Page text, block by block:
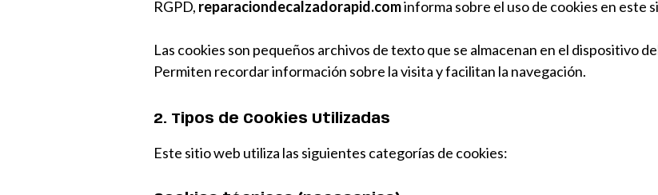
RGPD, reparaciondecalzadorapid.cominforma sobre el uso de cookies en este
Las cookies son pequeños archivos de texto que se almacenan en el dispositivo
Permiten recordar información sobre la visita y facilitan la navegación.
2. Tipos de Cookies Utilizadas
Este sitio web utiliza las siguientes categorías de cookies: